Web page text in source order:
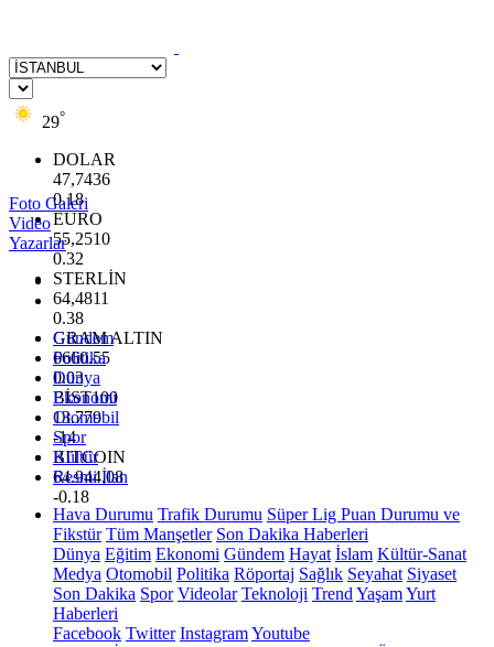
29°
DOLAR
47,7436
0.18
EURO
55,2510
0.32
STERLİN
64,4811
0.38
GRAM ALTIN
6660.55
0.03
BİST100
13.779
-14
BITCOIN
64.944,08
-0.18
Foto Galeri
Video
Yazarlar
Gündem
Politika
Dünya
Ekonomi
Otomobil
Spor
Kültür
Resmi İlan
Hava Durumu Trafik Durumu Süper Lig Puan Durumu ve
Fikstür Tüm Manşetler Son Dakika Haberleri
Dünya Eğitim Ekonomi Gündem Hayat İslam Kültür-Sanat
Medya Otomobil Politika Röportaj Sağlık Seyahat Siyaset
Son Dakika Spor Videolar Teknoloji Trend YaşamYurt
Haberleri
Facebook Twitter InstagramYoutube